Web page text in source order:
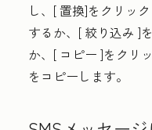
し、[置換]をクリッ
するか、[ 絞り込み ]
か、[ コピー ]をクリ
をコピーします。